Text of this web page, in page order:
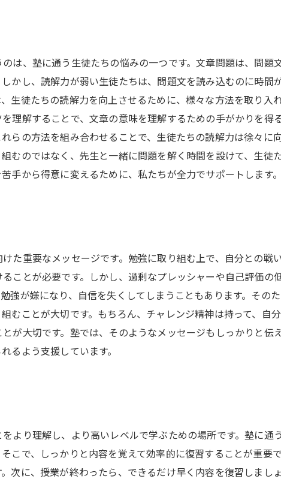
は、塾に通う生徒たちの悩みの一つです。文章問題は、問
かし、読解力が弱い生徒たちは、問題文を読み込むのに時
生徒たちの読解力を向上させるために、様々な方法を取り
理解することで、文章の意味を理解するための手がかりを
らの方法を組み合わせることで、生徒たちの読解力は徐々
むのではなく、先生と一緒に問題を解く時間を設けて、生
手から得意に変えるために、私たちが全力でサポートします。
た重要なメッセージです。勉強に取り組む上で、自分との
ことが必要です。しかし、過剰なプレッシャーや自己評価
強が嫌になり、自信を失くしてしまうこともあります。その
むことが大切です。もちろん、チャレンジ精神は持って、自
が大切です。塾では、そのようなメッセージもしっかりと
るよう支援しています。
より理解し、より高いレベルで学ぶための場所です。塾に通
こで、しっかりと内容を覚えて効率的に復習することが重要
次に、授業が終わったら、できるだけ早く内容を復習しま